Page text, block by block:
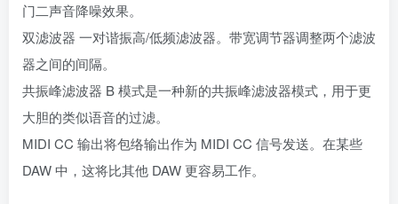
门二声音降噪效果。
双滤波器 一对谐振高/低频滤波器。带宽调节器调整两个滤波
器之间的间隔。
共振峰滤波器 B 模式是一种新的共振峰滤波器模式，用于更
大胆的类似语音的过滤。
MIDI CC 输出将包络输出作为 MIDI CC 信号发送。在某些
DAW 中，这将比其他 DAW 更容易工作。